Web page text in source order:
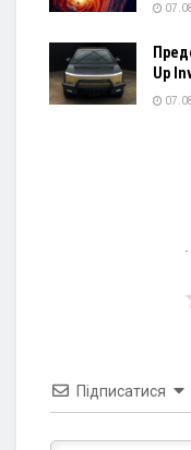
Up
Підписатися